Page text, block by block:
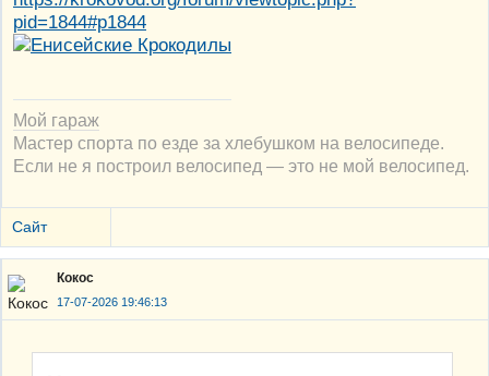
pid=1844#p1844
Мой гараж
Мастер спорта по езде за хлебушком на велосипеде.
Если не я построил велосипед — это не мой велосипед.
Сайт
Кокос
17-07-2026 19:46:13